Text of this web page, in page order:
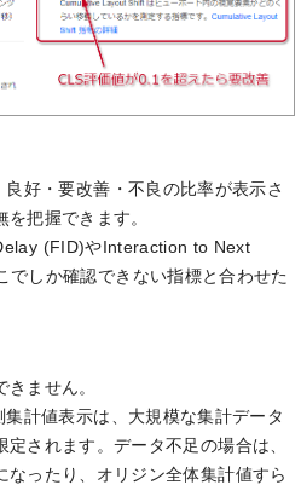
好・要改善・不良の比率が表示さ
把握できます。
(FID)やInteraction to Next
でしか確認できない指標と合わせた
ません。
計値表示は、大規模な集計データ
されます。データ不足の場合は、
なったり、オリジン全体集計値すら